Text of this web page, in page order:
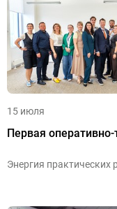
15 июля
Первая
Энергия практических